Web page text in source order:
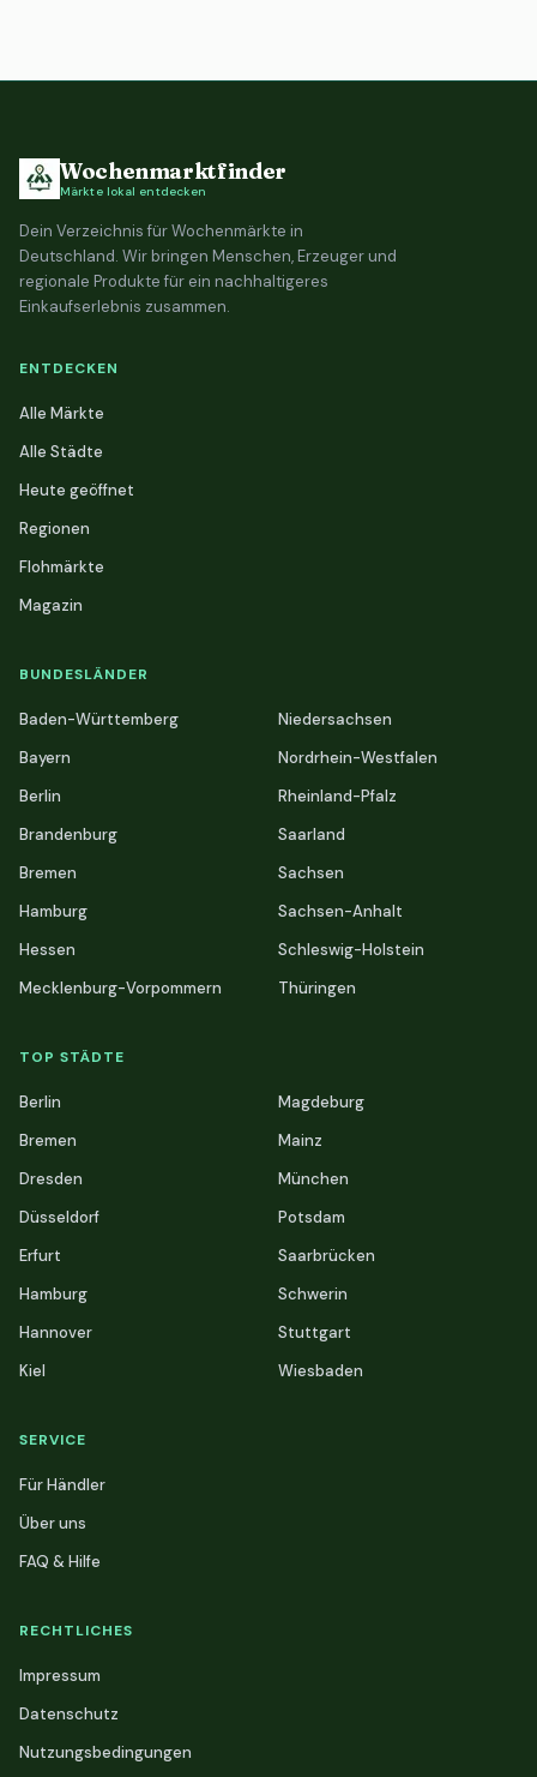
Wochenmarktfinder
Märkte lokal entdecken
Dein Verzeichnis für Wochenmärkte in
Deutschland. Wir bringen Menschen, Erzeuger und
regionale Produkte für ein nachhaltigeres
Einkaufserlebnis zusammen.
ENTDECKEN
Alle Märkte
Alle Städte
Heute geöffnet
Regionen
Flohmärkte
Magazin
BUNDESLÄNDER
Baden-Württemberg
Bayern
Berlin
Brandenburg
Bremen
Hamburg
Hessen
Mecklenburg-Vorpommern
Niedersachsen
Nordrhein-Westfalen
Rheinland-Pfalz
Saarland
Sachsen
Sachsen-Anhalt
Schleswig-Holstein
Thüringen
TOP STÄDTE
Berlin
Bremen
Dresden
Düsseldorf
Erfurt
Hamburg
Hannover
Kiel
Magdeburg
Mainz
München
Potsdam
Saarbrücken
Schwerin
Stuttgart
Wiesbaden
SERVICE
Für Händler
Über uns
FAQ & Hilfe
RECHTLICHES
Impressum
Datenschutz
Nutzungsbedingungen